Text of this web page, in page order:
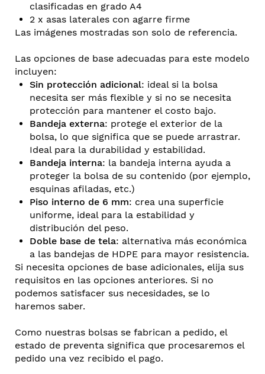
clasificadas en grado A4
2 x asas laterales con agarre firme
Las imágenes mostradas son solo de referencia.
Las opciones de base adecuadas para este modelo
incluyen:
Sin protección adicional: ideal si la bolsa
necesita ser más flexible y si no se necesita
protección para mantener el costo bajo.
Bandeja externa: protege el exterior de la
bolsa, lo que significa que se puede arrastrar.
Ideal para la durabilidad y estabilidad.
Bandeja interna: la bandeja interna ayuda a
proteger la bolsa de su contenido (por ejemplo,
esquinas afiladas, etc.)
Piso interno de 6 mm: crea una superficie
uniforme, ideal para la estabilidad y
distribución del peso.
Doble base de tela: alternativa más económica
a las bandejas de HDPE para mayor resistencia.
Si necesita opciones de base adicionales, elija sus
requisitos en las opciones anteriores. Si no
podemos satisfacer sus necesidades, se lo
haremos saber.
Como nuestras bolsas se fabrican a pedido, el
estado de preventa significa que procesaremos el
pedido una vez recibido el pago.